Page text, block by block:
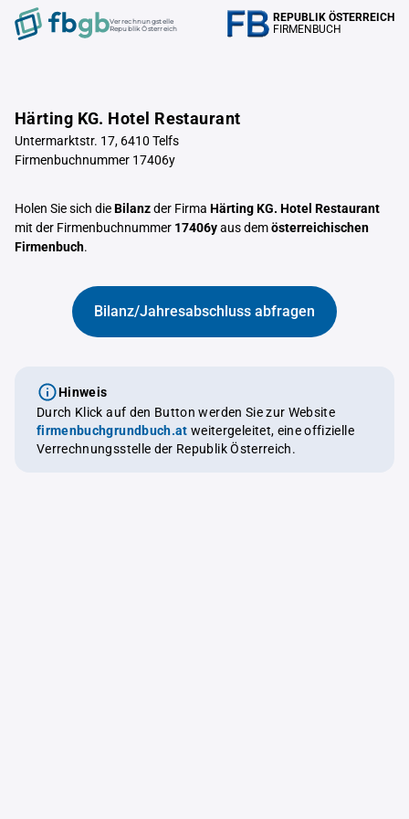
Verrechnungstelle
Republik Österreich
REPUBLIK ÖSTERREICH
FIRMENBUCH
Härting KG. Hotel Restaurant
Untermarktstr. 17, 6410 Telfs
Firmenbuchnummer 17406y
Holen Sie sich dieBilanzder Firma Härting KG. Hotel Restaurant
mit der Firmenbuchnummer 17406yaus demösterreichischen
Firmenbuch.
Bilanz/Jahresabschluss abfragen
Hinweis
Durch Klick auf den Button werden Sie zur Website
firmenbuchgrundbuch.at weitergeleitet, eine offizielle
Verrechnungsstelle der Republik Österreich.